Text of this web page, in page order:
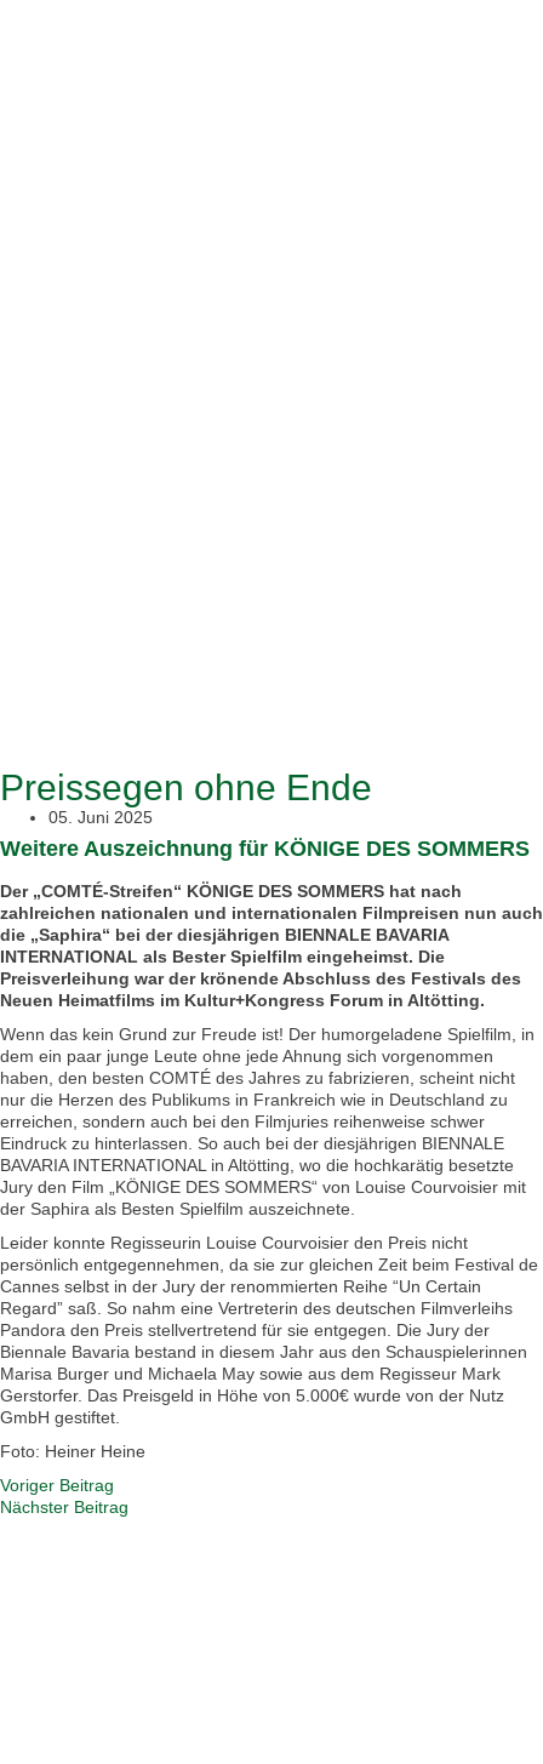
Preissegen ohne Ende
05. Juni 2025
Weitere Auszeichnung für KÖNIGE DES SOMMERS
Der „COMTÉ-Streifen“ KÖNIGE DES SOMMERS hat nach
zahlreichen nationalen und internationalen Filmpreisen nun auch
die „Saphira“ bei der diesjährigen BIENNALE BAVARIA
INTERNATIONAL als Bester Spielfilm eingeheimst. Die
Preisverleihung war der krönende Abschluss des Festivals des
Neuen Heimatfilms im Kultur+Kongress Forum in Altötting.
Wenn das kein Grund zur Freude ist! Der humorgeladene Spielfilm, in
dem ein paar junge Leute ohne jede Ahnung sich vorgenommen
haben, den besten COMTÉ des Jahres zu fabrizieren, scheint nicht
nur die Herzen des Publikums in Frankreich wie in Deutschland zu
erreichen, sondern auch bei den Filmjuries reihenweise schwer
Eindruck zu hinterlassen. So auch bei der diesjährigen BIENNALE
BAVARIA INTERNATIONAL in Altötting, wo die hochkarätig besetzte
Jury den Film „KÖNIGE DES SOMMERS“ von Louise Courvoisier mit
der Saphira als Besten Spielfilm auszeichnete.
Leider konnte Regisseurin Louise Courvoisier den Preis nicht
persönlich entgegennehmen, da sie zur gleichen Zeit beim Festival de
Cannes selbst in der Jury der renommierten Reihe “Un Certain
Regard” saß. So nahm eine Vertreterin des deutschen Filmverleihs
Pandora den Preis stellvertretend für sie entgegen. Die Jury der
Biennale Bavaria bestand in diesem Jahr aus den Schauspielerinnen
Marisa Burger und Michaela May sowie aus dem Regisseur Mark
Gerstorfer. Das Preisgeld in Höhe von 5.000€ wurde von der Nutz
GmbH gestiftet.
Foto: Heiner Heine
Voriger Beitrag
Nächster Beitrag